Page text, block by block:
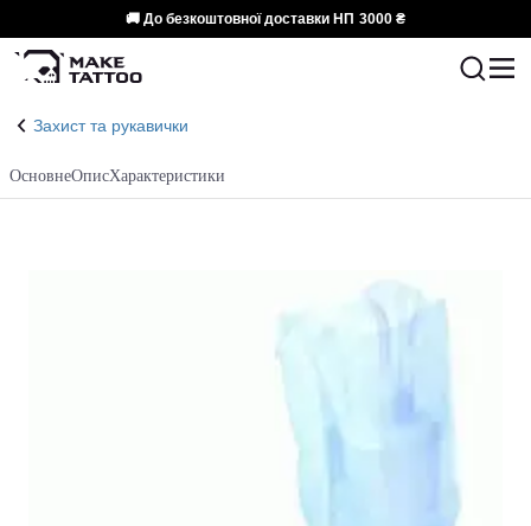
🚚 До безкоштовної доставки НП 3000 ₴
Захист та рукавички
ОсновнеОписХарактеристики